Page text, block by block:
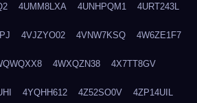
4UMM8LXA 4UNHPQM1 4URT243L
4VJZYO02 4VNW7KSQ 4W6ZE1F7
4WXQZN38 4X7TT8GV
4YQHH612 4Z52SO0V 4ZP14UIL